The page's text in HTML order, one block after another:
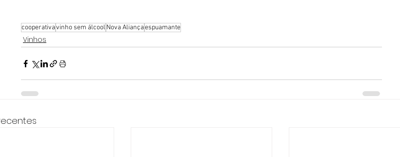
cooperativavinho sem álcool Nova Aliançaespuamante
Vinhos